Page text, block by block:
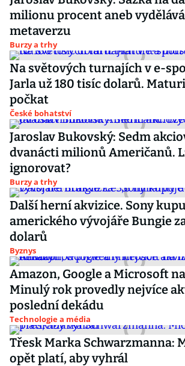
milionu procent aneb
metaverzu
Burzy a trhy
Na světových turnajích v e-
Jarla už 180 tisíc dolarů.
počkat
České bohatství
Jaroslav Bukovský: Sedm
dvanácti milionů Američanů.
ignorovat?
Burzy a trhy
Další herní akvizice. Sony
amerického vývojáře Bungie
dolarů
Byznys
Amazon, Google a Microsoft
Minulý rok provedly nejvíce
poslední dekádu
Technologie a média
Třesk Marka Schwarzmanna:
opět platí, aby vyhrál